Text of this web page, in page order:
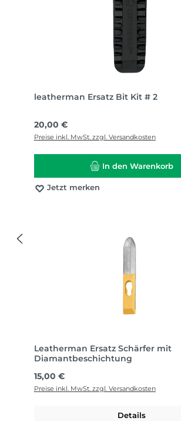
leatherman Ersatz Bit Kit # 2
Regulärer Preis:
20,00 €
Preise inkl. MwSt. zzgl. Versandkosten
In den Warenkorb
Jetzt merken
Leatherman Ersatz Schärfer mit
Diamantbeschichtung
Regulärer Preis:
15,00 €
Preise inkl. MwSt. zzgl. Versandkosten
Details